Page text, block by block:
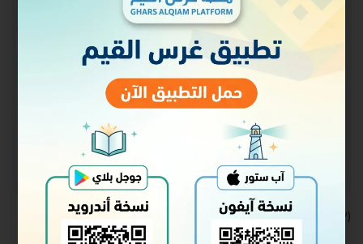
مجاني
(٣ دروس – ألقيت في جمادى الأولى)